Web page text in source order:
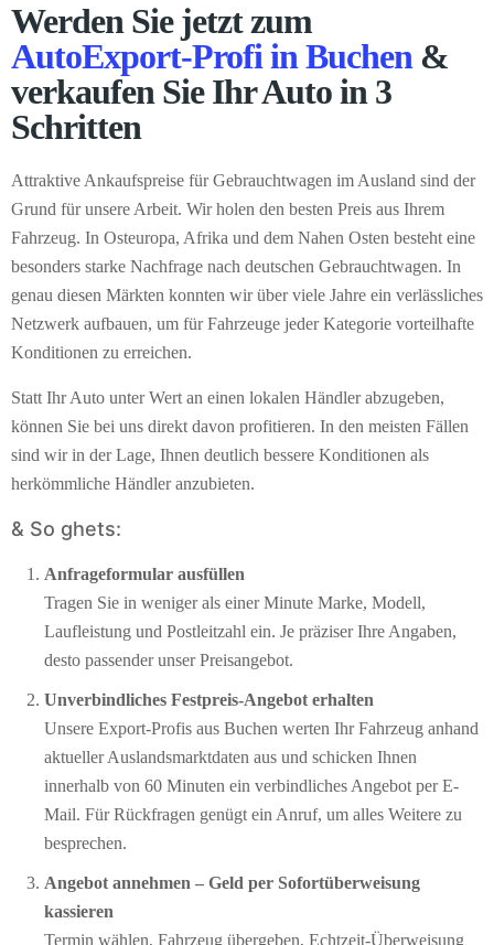
Werden Sie jetzt zum
AutoExport-Profi in Buchen &
verkaufen Sie Ihr Auto in 3
Schritten
Attraktive Ankaufspreise für Gebrauchtwagen im Ausland sind der
Grund für unsere Arbeit. Wir holen den besten Preis aus Ihrem
Fahrzeug. In Osteuropa, Afrika und dem Nahen Osten besteht eine
besonders starke Nachfrage nach deutschen Gebrauchtwagen. In
genau diesen Märkten konnten wir über viele Jahre ein verlässliches
Netzwerk aufbauen, um für Fahrzeuge jeder Kategorie vorteilhafte
Konditionen zu erreichen.
Statt Ihr Auto unter Wert an einen lokalen Händler abzugeben,
können Sie bei uns direkt davon profitieren. In den meisten Fällen
sind wir in der Lage, Ihnen deutlich bessere Konditionen als
herkömmliche Händler anzubieten.
& So ghets:
Anfrageformular ausfüllen
Tragen Sie in weniger als einer Minute Marke, Modell,
Laufleistung und Postleitzahl ein. Je präziser Ihre Angaben,
desto passender unser Preisangebot.
Unverbindliches Festpreis-Angebot erhalten
Unsere Export-Profis aus Buchen werten Ihr Fahrzeug anhand
aktueller Auslandsmarktdaten aus und schicken Ihnen
innerhalb von 60 Minuten ein verbindliches Angebot per E-
Mail. Für Rückfragen genügt ein Anruf, um alles Weitere zu
besprechen.
Angebot annehmen – Geld per Sofort­überweisung
kassieren
Termin wählen, Fahrzeug übergeben, Echtzeit-Überweisung